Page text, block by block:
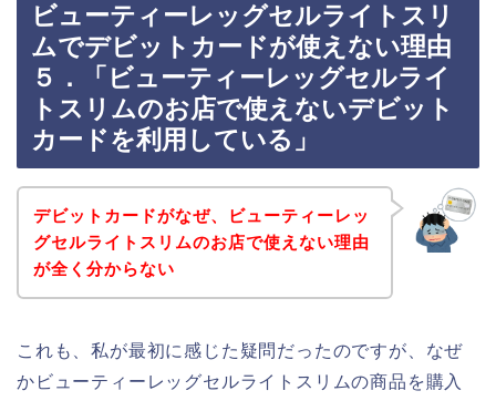
ビューティーレッグセルライトスリ
ムでデビットカードが使えない理由
５．「ビューティーレッグセルライ
トスリムのお店で使えないデビット
カードを利用している」
デビットカードがなぜ、ビューティーレッ
グセルライトスリムのお店で使えない理由
が全く分からない
これも、私が最初に感じた疑問だったのですが、なぜ
かビューティーレッグセルライトスリムの商品を購入